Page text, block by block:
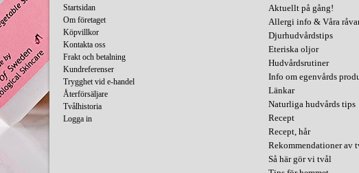
Startsidan
Om företaget
Köpvillkor
Kontakta oss
Frakt och betalning
Kundreferenser
Trygghet vid e-handel
Återförsäljare
Tvålhistoria
Logga in
Aktuellt på gång!
Allergi info & Våra
Djurhudvårdstips
Eteriska oljor
Hudvårdsrutiner
Info om egenvårds
Länkar
Naturliga hudvårds tips
Recept
Recept, hår
Rekommendationer av
Så här gör vi tvål